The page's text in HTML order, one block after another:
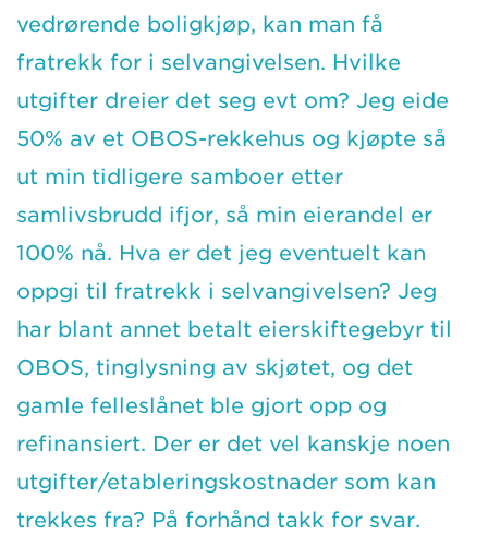
vedrørende boligkjøp, kan man få
fratrekk for i selvangivelsen. Hvilke
utgifter dreier det seg evt om? Jeg eide
50% av et OBOS-rekkehus og kjøpte så
ut min tidligere samboer etter
samlivsbrudd ifjor, så min eierandel er
100% nå. Hva er det jeg eventuelt kan
oppgi til fratrekk i selvangivelsen? Jeg
har blant annet betalt eierskiftegebyr til
OBOS, tinglysning av skjøtet, og det
gamle felleslånet ble gjort opp og
refinansiert. Der er det vel kanskje noen
utgifter/etableringskostnader som kan
trekkes fra? På forhånd takk for svar.